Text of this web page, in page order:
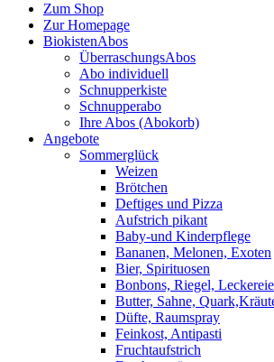
Zum Shop
Zur Homepage
BiokistenAbos
ÜberraschungsAbos
Abo individuell
Schnupperkiste
Schnupperabo
Ihre Abos (Abokorb)
Angebote
Sommerglück
Weizen
Brötchen
Deftiges und Pizza
Aufstrich pikant
Baby-und Kinderpflege
Bananen, Melonen, Exoten
Bier, Spirituosen
Bonbons, Riegel,
Butter, Sahne,
Düfte, Raumspray
Feinkost, Antipasti
Fruchtaufstrich